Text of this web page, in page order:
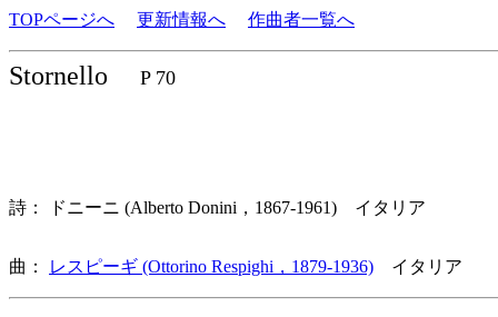
TOPページへ 更新情報へ 作曲者一覧へ
Stornello P 70
詩： ドニーニ (Alberto Donini，1867-1961) イタリア
曲： レスピーギ (Ottorino Respighi，1879-1936) イタリア 歌